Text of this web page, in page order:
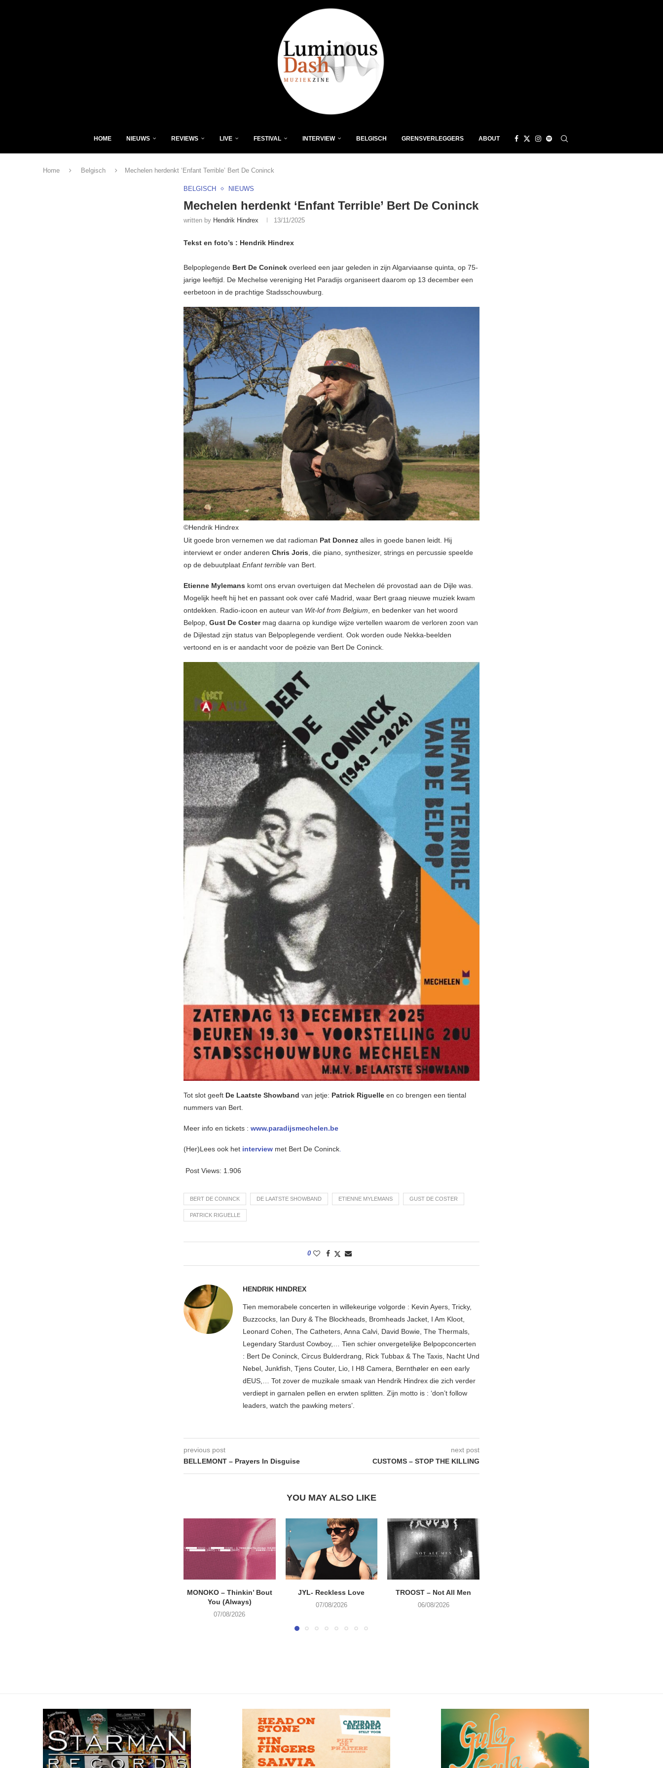
HOME NIEUWS REVIEWS LIVE FESTIVAL INTERVIEW BELGISCH GRENSVERLEGGERS ABOUT
Home Belgisch Mechelen herdenkt ‘Enfant Terrible’ Bert De Coninck
BELGISCH NIEUWS
Mechelen herdenkt ‘Enfant Terrible’ Bert De Coninck
written by Hendrik Hindrex 13/11/2025
Tekst en foto’s : Hendrik Hindrex
Belpoplegende Bert De Coninck overleed een jaar geleden in zijn Algarviaanse quinta, op 75-
jarige leeftijd. De Mechelse vereniging Het Paradijs organiseert daarom op 13 december een
eerbetoon in de prachtige Stadsschouwburg.
©Hendrik Hindrex
Uit goede bron vernemen we dat radioman Pat Donnez alles in goede banen leidt. Hij
interviewt er onder anderen Chris Joris , die piano, synthesizer, strings en percussie speelde
op de debuutplaat Enfant terrible van Bert.
Etienne Mylemans komt ons ervan overtuigen dat Mechelen dé provostad aan de Dijle was.
Mogelijk heeft hij het en passant ook over café Madrid, waar Bert graag nieuwe muziek kwam
ontdekken. Radio-icoon en auteur van Wit-lof from Belgium , en bedenker van het woord
Belpop, Gust De Costermag daarna op kundige wijze vertellen waarom de verloren zoon van
de Dijlestad zijn status van Belpoplegende verdient. Ook worden oude Nekka-beelden
vertoond en is er aandacht voor de poëzie van Bert De Coninck.
Tot slot geeft De Laatste Showband van jetje: Patrick Riguelle en co brengen een tiental
nummers van Bert.
Meer info en tickets : www.paradijsmechelen.be
(Her)Lees ook het interview met Bert De Coninck
Post Views: 1.906
BERT DE CONINCK DE LAATSTE SHOWBAND ETIENNE MYLEMANS GUST DE COSTER
PATRICK RIGUELLE
0
HENDRIK HINDREX
Tien memorabele concerten in willekeurige volgorde : Kevin Ayers, Tricky,
Buzzcocks, Ian Dury & The Blockheads, Bromheads Jacket, I Am Kloot,
Leonard Cohen, The Catheters, Anna Calvi, David Bowie, The Thermals,
Legendary Stardust Cowboy,… Tien schier onvergetelijke Belpopconcerten
: Bert De Coninck, Circus Bulderdrang, Rick Tubbax & The Taxis, Nacht Und
Nebel, Junkfish, Tjens Couter, Lio, I H8 Camera, Bernthøler en een early
dEUS,… Tot zover de muzikale smaak van Hendrik Hindrex die zich verder
verdiept in garnalen pellen en erwten splitten. Zijn motto is : ‘don’t follow
leaders, watch the pawking meters’.
previous post
BELLEMONT – Prayers In Disguise
next post
CUSTOMS – STOP THE KILLING
YOU MAY ALSO LIKE
MONOKO – Thinkin’ Bout
You (Always)
07/08/2026
JYL- Reckless Love
07/08/2026
TROOST – Not All Men
06/08/2026